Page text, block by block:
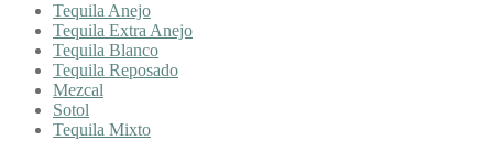
Tequila Anejo
Tequila Extra Anejo
Tequila Blanco
Tequila Reposado
Mezcal
Sotol
Tequila Mixto